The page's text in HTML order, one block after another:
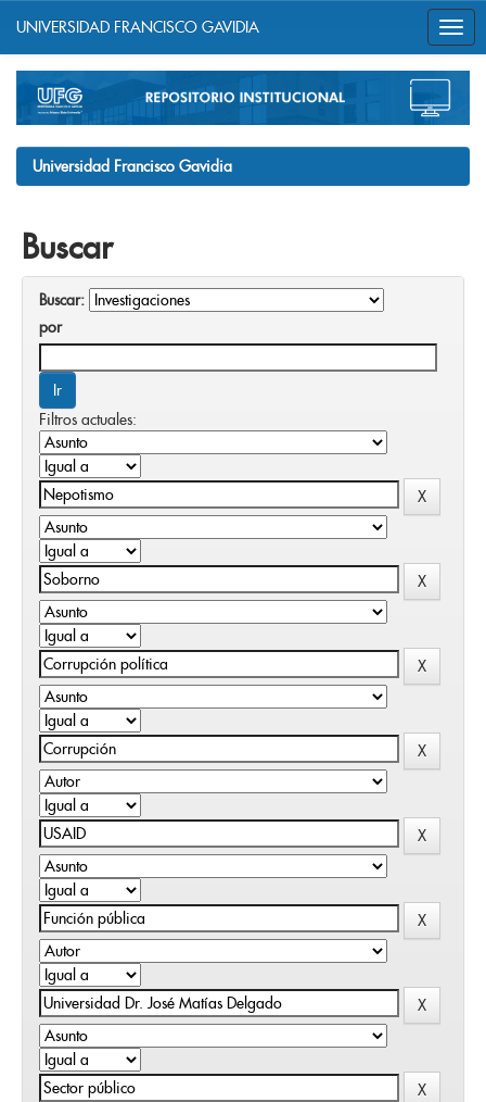
navigation
UNIVERSIDAD FRANCISCO GAVIDIA
Universidad Francisco Gavidia
Buscar
Buscar:
por
Filtros actuales: